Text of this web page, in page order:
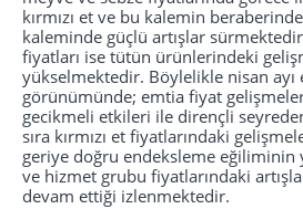
kırmızı et ve bu kalemin
kaleminde güçlü artışlar
fiyatları ise tütün ürünlerindeki
yükselmektedir. Böylelikle nisan ayı
görünümünde; emtia fiyat
gecikmeli etkileri ile dirençli
sıra kırmızı et fiyatlarındaki
geriye doğru endeksleme eğiliminin
ve hizmet grubu fiyatlarındaki
devam ettiği izlenmektedir.